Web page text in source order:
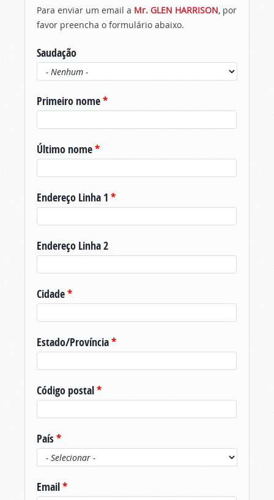
Para enviar um email a Mr. GLEN HARRISON, por
favor preencha o formulário abaixo.
Saudação
Primeiro nome*
Último nome*
Endereço Linha 1 *
Endereço Linha 2
Cidade*
Estado/Província*
Código postal*
País*
Email*